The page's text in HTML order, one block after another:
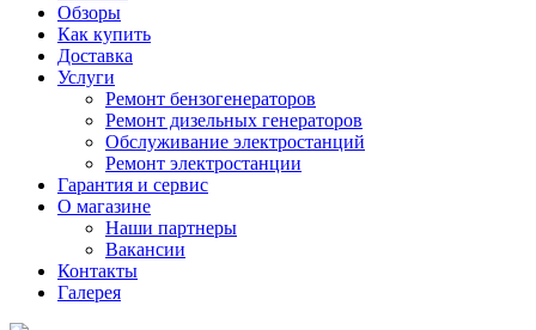
Обзоры
Как купить
Доставка
Услуги
Ремонт бензогенераторов
Ремонт дизельных генераторов
Обслуживание электростанций
Ремонт электростанции
Гарантия и сервис
О магазине
Наши партнеры
Вакансии
Контакты
Галерея